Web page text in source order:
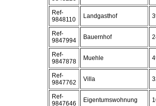
Ref-
9848110
Landgasthof
Ref-
9847994
Bauernhof
Ref-
9847878
Muehle
Ref-
9847762
Villa
Ref-
9847646
Eigentumswohnung